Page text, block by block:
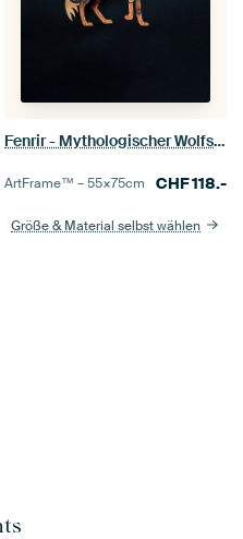
Fenrir - Mythologischer Wolfsentwurf
ArtFrame™ –55×75cm CHF118.-
Größe & Material selbst wählen